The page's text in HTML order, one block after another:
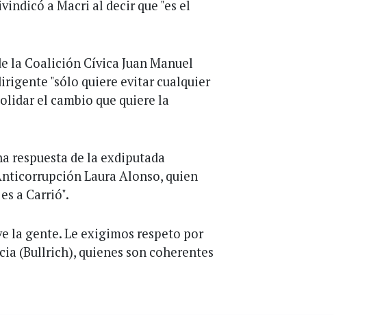
a Macri al decir que "es el
la Coalición Cívica Juan Manuel
"sólo quiere evitar cualquier
el cambio que quiere la
respuesta de la exdiputada
Laura Alonso, quien
a Carrió".
la gente. Le exigimos respeto por
(Bullrich), quienes son coherentes